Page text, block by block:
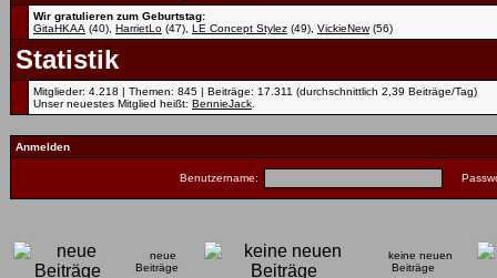
Wir gratulieren zum Geburtstag:
GitaHKAA (40), HarrietLo (47), LE Concept Stylez (49), VickieNew(56)
Statistik
Mitglieder: 4.218 | Themen: 845 | Beiträge: 17.311 (durchschnittlich 2,39 Beiträge/Tag)
Unser neuestes Mitglied heißt: BennieJack
Anmelden
Benutzername:
neue
Beiträge
keine neuen
Beiträge